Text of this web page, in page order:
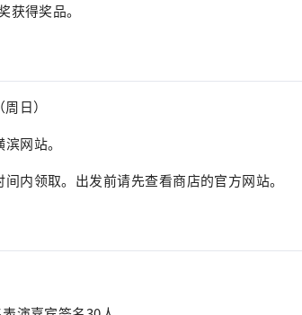
获得奖品。
日）
网站。
内领取。出发前请先查看商店的官方网站。